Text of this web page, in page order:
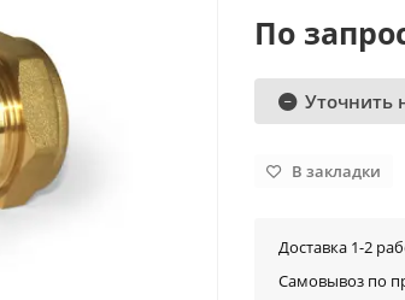
По
Уточнить
В закладки
Доставка 1-2
Самовывоз по